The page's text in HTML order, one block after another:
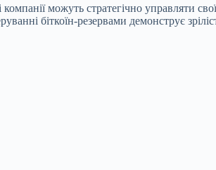
можуть стратегічно управляти
біткоїн-резервами демонструє